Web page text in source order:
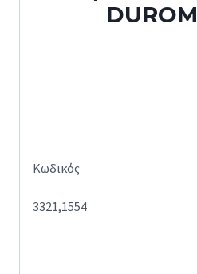
Κωδικός
3321,1554